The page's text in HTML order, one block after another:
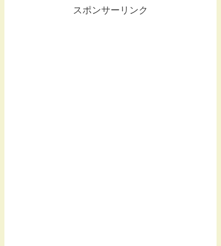
スポンサーリンク